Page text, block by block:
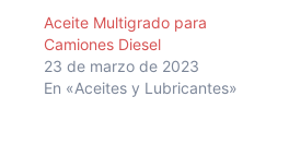
Aceite Multigrado para
Camiones Diesel
23 de marzo de 2023
En «Aceites y Lubricantes»